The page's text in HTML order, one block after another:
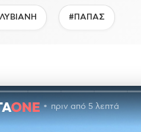
#ΠΑΠΑΣ
πριν από 5 λεπτά